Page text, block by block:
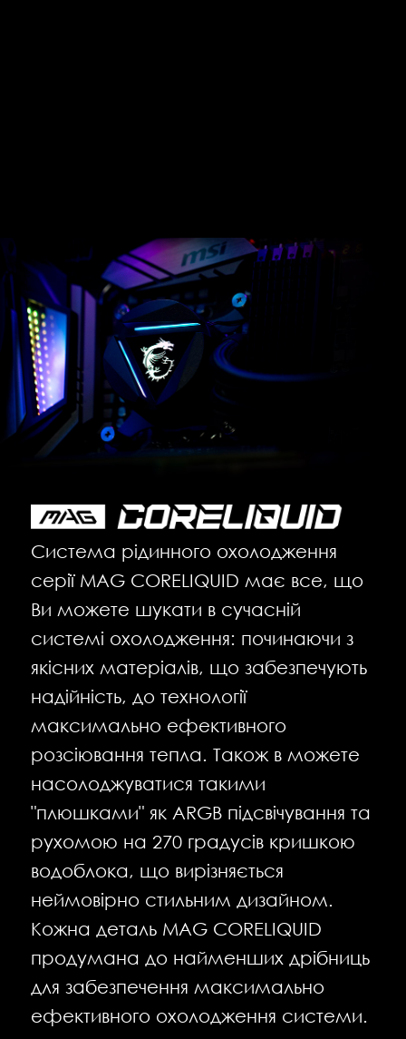
Система рідинного охолодження
серії MAG CORELIQUID має все, що
Ви можете шукати в сучасній
системі охолодження: починаючи з
якісних матеріалів, що забезпечують
надійність, до технології
максимально ефективного
розсіювання тепла. Також в можете
насолоджуватися такими
"плюшками" як ARGB підсвічування та
рухомою на 270 градусів кришкою
водоблока, що вирізняється
неймовірно стильним дизайном.
Кожна деталь MAG CORELIQUID
продумана до найменших дрібниць
для забезпечення максимально
ефективного охолодження системи.